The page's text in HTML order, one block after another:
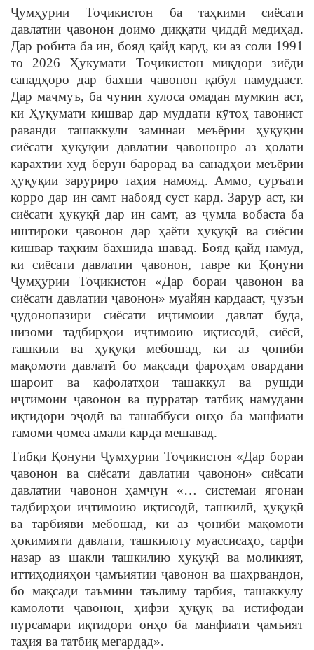
Ҷумҳурии Тоҷикистон ба таҳкими сиёсати
давлатии ҷавонон доимо диққати ҷиддӣ медиҳад.
Дар робита ба ин, бояд қайд кард, ки аз соли 1991
то 2026 Ҳукумати Тоҷикистон миқдори зиёди
санадҳоро дар бахши ҷавонон қабул намудааст.
Дар маҷмуъ, ба чунин хулоса омадан мумкин аст,
ки Ҳуқумати кишвар дар муддати кӯтоҳ тавонист
раванди ташаккули заминаи меъёрии ҳуқуқии
сиёсати ҳуқуқии давлатии ҷавононро аз ҳолати
карахтии худ берун барорад ва санадҳои меъёрии
ҳуқуқии заруриро таҳия намояд. Аммо, суръати
корро дар ин самт набояд суст кард. Зарур аст, ки
сиёсати ҳуқуқӣ дар ин самт, аз ҷумла вобаста ба
иштироки ҷавонон дар ҳаёти ҳуқуқӣ ва сиёсии
кишвар таҳким бахшида шавад. Бояд қайд намуд,
ки сиёсати давлатии ҷавонон, тавре ки Қонуни
Ҷумҳурии Тоҷикистон «Дар бораи ҷавонон ва
сиёсати давлатии ҷавонон» муайян кардааст, ҷузъи
ҷудонопазири сиёсати иҷтимоии давлат буда,
низоми тадбирҳои иҷтимоию иқтисодӣ, сиёсӣ,
ташкилӣ ва ҳуқуқӣ мебошад, ки аз ҷониби
мақомоти давлатӣ бо мақсади фароҳам овардани
шароит ва кафолатҳои ташаккул ва рушди
иҷтимоии ҷавонон ва пурратар татбиқ намудани
иқтидори эҷодӣ ва ташаббуси онҳо ба манфиати
тамоми ҷомеа амалӣ карда мешавад.
Тибқи Қонуни Ҷумҳурии Тоҷикистон «Дар бораи
ҷавонон ва сиёсати давлатии ҷавонон» сиёсати
давлатии ҷавонон ҳамчун «… системаи ягонаи
тадбирҳои иҷтимоию иқтисодӣ, ташкилӣ, ҳуқуқӣ
ва тарбиявӣ мебошад, ки аз ҷониби мақомоти
ҳокимияти давлатӣ, ташкилоту муассисаҳо, сарфи
назар аз шакли ташкилию ҳуқуқӣ ва моликият,
иттиҳодияҳои ҷамъиятии ҷавонон ва шаҳрвандон,
бо мақсади таъмини таълиму тарбия, ташаккулу
камолоти ҷавонон, ҳифзи ҳуқуқ ва истифодаи
пурсамари иқтидори онҳо ба манфиати ҷамъият
таҳия ва татбиқ мегардад».